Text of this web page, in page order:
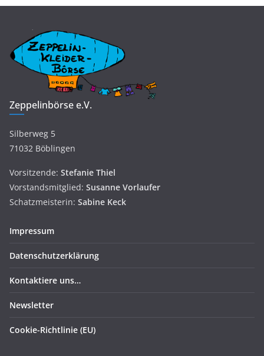
Zeppelinbörse e.V.
Silberweg 5
71032 Böblingen
Vorsitzende: Stefanie Thiel
Vorstandsmitglied: Susanne Vorlaufer
Schatzmeisterin: Sabine Keck
Impressum
Datenschutzerklärung
Kontaktiere uns…
Newsletter
Cookie-Richtlinie (EU)